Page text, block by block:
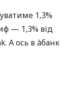
1,3%
— 1,3% від
А ось в àбанк